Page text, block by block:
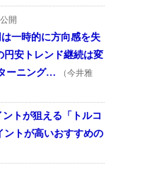
開
一時的に方向感を失
円安トレンド継続は変
ーニング…
（今井雅
トが狙える「トルコ
ントが高いおすすめの